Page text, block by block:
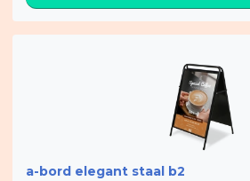
a-bord elegant staal b2